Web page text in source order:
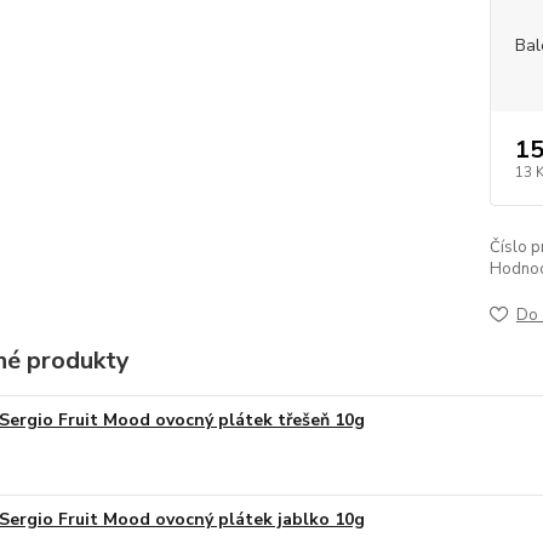
13
Číslo
Do
produkty
Fruit Mood ovocný plátek třešeň 10g
Fruit Mood ovocný plátek jablko 10g